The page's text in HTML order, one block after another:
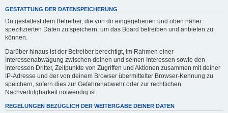
GESTATTUNG DER DATENSPEICHERUNG
Du gestattest dem Betreiber, die von dir eingegebenen und oben näher
spezifizierten Daten zu speichern, um das Board betreiben und anbieten zu
können.
Darüber hinaus ist der Betreiber berechtigt, im Rahmen einer
Interessenabwägung zwischen deinen und seinen Interessen sowie den
Interessen Dritter, Zeitpunkte von Zugriffen und Aktionen zusammen mit deiner
IP-Adresse und der von deinem Browser übermittelter Browser-Kennung zu
speichern, sofern dies zur Gefahrenabwehr oder zur rechtlichen
Nachverfolgbarkeit notwendig ist.
REGELUNGEN BEZÜGLICH DER WEITERGABE DEINER DATEN